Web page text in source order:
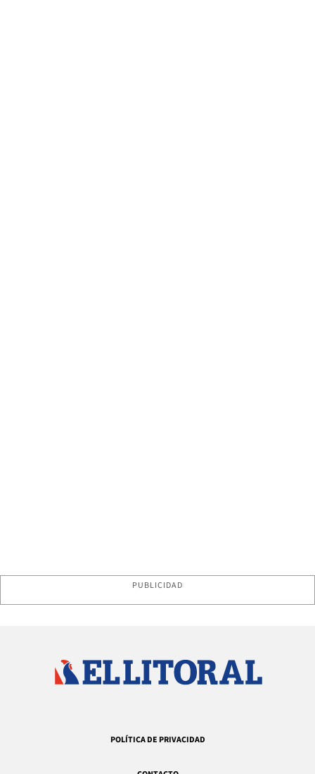
PUBLICIDAD
POLÍTICA DE PRIVACIDAD